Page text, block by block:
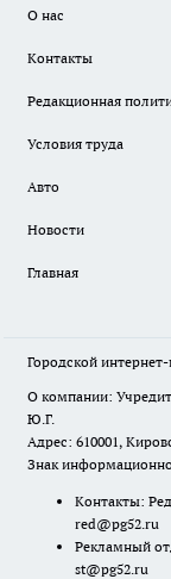
О нас
Контакты
Редакционная
Условия труда
Авто
Новости
Главная
Городской
О компании:
Ю.Г.
Адрес: 610001,
Знак
Контакты:
red@pg52.ru
Рекламный
st@pg52.ru